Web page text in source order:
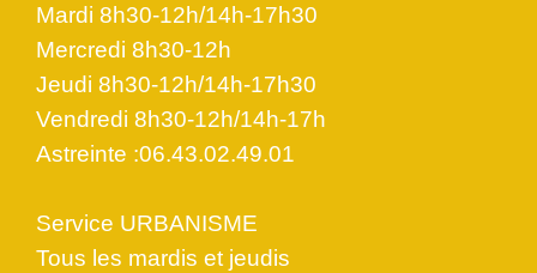
Mardi 8h30-12h/14h-17h30
Mercredi 8h30-12h
Jeudi 8h30-12h/14h-17h30
Vendredi 8h30-12h/14h-17h
Astreinte :06.43.02.49.01
Service URBANISME
Tous les mardis et jeudis